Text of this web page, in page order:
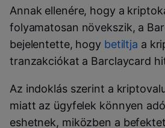
Annak ellenére, hogy a
folyamatosan növekszik, a
bejelentette, hogy betiltja a
tranzakciókat a Barclaycard
Az indoklás szerint a
miatt az ügyfelek könnyen
eshetnek, miközben a